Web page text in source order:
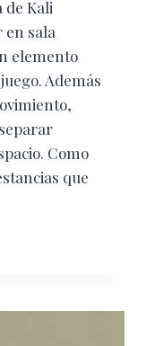
de Kali
en sala
elemento
Además
Como
que